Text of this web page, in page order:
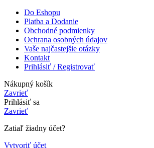
Do Eshopu
Platba a Dodanie
Obchodné podmienky
Ochrana osobných údajov
Vaše najčastejšie otázky
Kontakt
Prihlásiť / Registrovať
Nákupný košík
Zavrieť
Prihlásiť sa
Zavrieť
Zatiaľ žiadny účet?
Vytvoriť účet